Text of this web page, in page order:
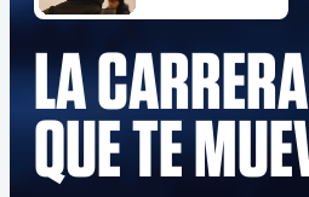
LA CARRERA
QUE TE